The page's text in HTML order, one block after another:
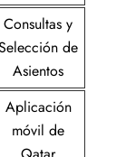
Consultas y
de
Asientos
Aplicación
móvil de